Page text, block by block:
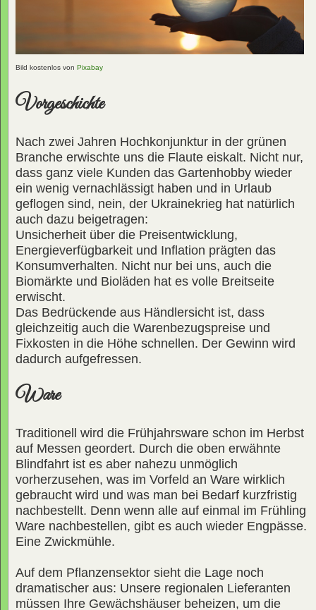
Bild kostenlos von Pixabay
Vorgeschichte
Nach zwei Jahren Hochkonjunktur in der grünen
Branche erwischte uns die Flaute eiskalt. Nicht nur,
dass ganz viele Kunden das Gartenhobby wieder
ein wenig vernachlässigt haben und in Urlaub
geflogen sind, nein, der Ukrainekrieg hat natürlich
auch dazu beigetragen:
Unsicherheit über die Preisentwicklung,
Energieverfügbarkeit und Inflation prägten das
Konsumverhalten. Nicht nur bei uns, auch die
Biomärkte und Bioläden hat es volle Breitseite
erwischt.
Das Bedrückende aus Händlersicht ist, dass
gleichzeitig auch die Warenbezugspreise und
Fixkosten in die Höhe schnellen. Der Gewinn wird
dadurch aufgefressen.
Ware
Traditionell wird die Frühjahrsware schon im Herbst
auf Messen geordert. Durch die oben erwähnte
Blindfahrt ist es aber nahezu unmöglich
vorherzusehen, was im Vorfeld an Ware wirklich
gebraucht wird und was man bei Bedarf kurzfristig
nachbestellt. Denn wenn alle auf einmal im Frühling
Ware nachbestellen, gibt es auch wieder Engpässe.
Eine Zwickmühle.
Auf dem Pflanzensektor sieht die Lage noch
dramatischer aus: Unsere regionalen Lieferanten
müssen Ihre Gewächshäuser beheizen, um die